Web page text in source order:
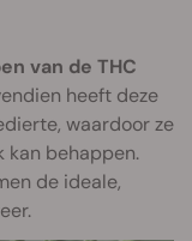
van de THC
heeft deze
waardoor ze
kan behappen.
de ideale,